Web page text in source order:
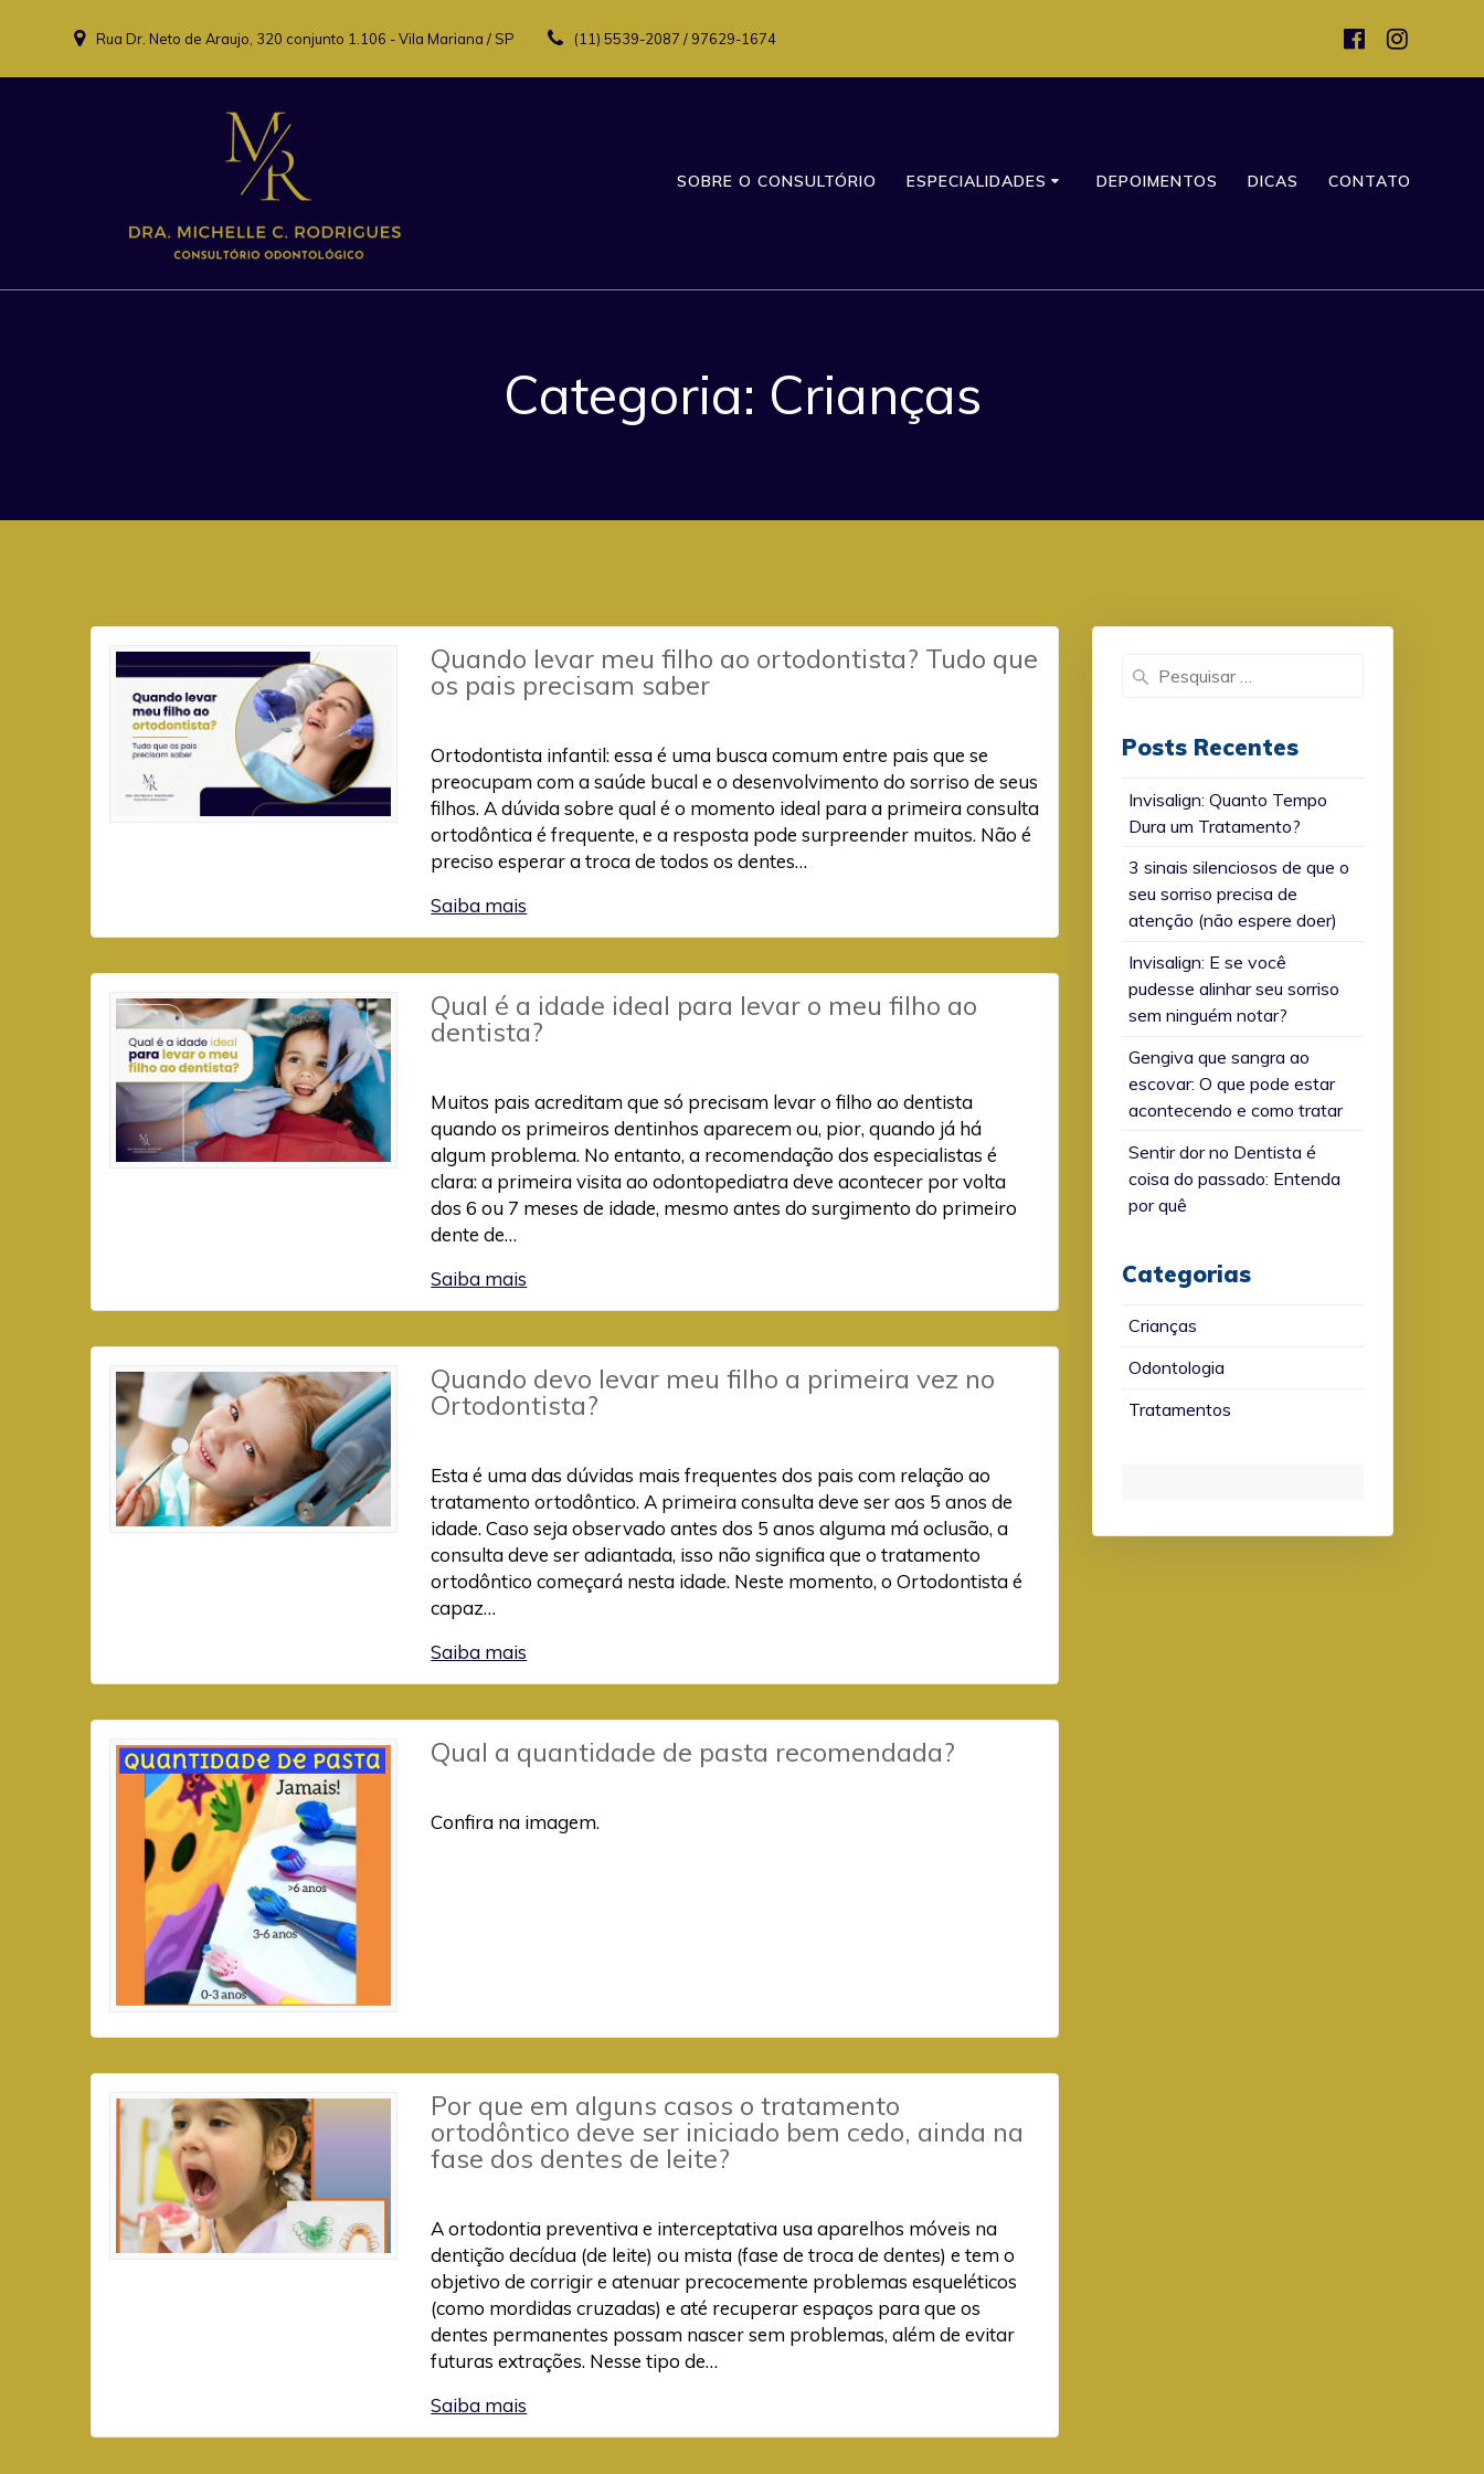
Rua Dr. Neto de Araujo, 320 conjunto 1.106 - Vila Mariana / SP (11) 5539-2087 / 97629-1674
SOBRE O CONSULTÓRIO ESPECIALIDADES DEPOIMENTOS DICAS CONTATO
Categoria: Crianças
Quando levar meu filho ao ortodontista? Tudo que
os pais precisam saber
Ortodontista infantil: essa é uma busca comum entre pais que se
preocupam com a saúde bucal e o desenvolvimento do sorriso de seus
filhos. A dúvida sobre qual é o momento ideal para a primeira consulta
ortodôntica é frequente, e a resposta pode surpreender muitos. Não é
preciso esperar a troca de todos os dentes…
Saiba mais
Qual é a idade ideal para levar o meu filho ao
dentista?
Muitos pais acreditam que só precisam levar o filho ao dentista
quando os primeiros dentinhos aparecem ou, pior, quando já há
algum problema. No entanto, a recomendação dos especialistas é
clara: a primeira visita ao odontopediatra deve acontecer por volta
dos 6 ou 7 meses de idade, mesmo antes do surgimento do primeiro
dente de…
Saiba mais
Quando devo levar meu filho a primeira vez no
Ortodontista?
Esta é uma das dúvidas mais frequentes dos pais com relação ao
tratamento ortodôntico. A primeira consulta deve ser aos 5 anos de
idade. Caso seja observado antes dos 5 anos alguma má oclusão, a
consulta deve ser adiantada, isso não significa que o tratamento
ortodôntico começará nesta idade. Neste momento, o Ortodontista é
capaz…
Saiba mais
Qual a quantidade de pasta recomendada?
Confira na imagem.
Por que em alguns casos o tratamento
ortodôntico deve ser iniciado bem cedo, ainda na
fase dos dentes de leite?
A ortodontia preventiva e interceptativa usa aparelhos móveis na
dentição decídua (de leite) ou mista (fase de troca de dentes) e tem o
objetivo de corrigir e atenuar precocemente problemas esqueléticos
(como mordidas cruzadas) e até recuperar espaços para que os
dentes permanentes possam nascer sem problemas, além de evitar
futuras extrações. Nesse tipo de…
Saiba mais
Search
Posts Recentes
Invisalign: Quanto Tempo
Dura um Tratamento?
3 sinais silenciosos de que o
seu sorriso precisa de
atenção (não espere doer)
Invisalign: E se você
pudesse alinhar seu sorriso
sem ninguém notar?
Gengiva que sangra ao
escovar: O que pode estar
acontecendo e como tratar
Sentir dor no Dentista é
coisa do passado: Entenda
por quê
Categorias
Crianças
Odontologia
Tratamentos